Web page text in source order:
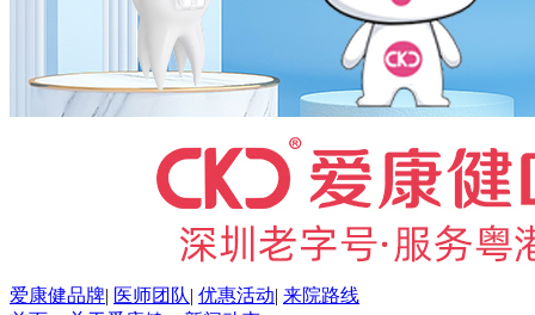
爱康健品牌| 医师团队| 优惠活动| 来院路线